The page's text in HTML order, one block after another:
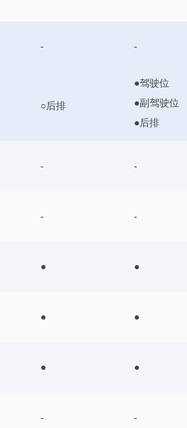
- -
○后排
●驾驶位
●副驾驶位
●后排
- -
- -
● ●
● ●
● ●
- -